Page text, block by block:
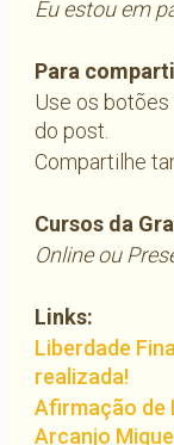
Eu estou em
Para
Use os botões
do post.
Compartilhe
Cursos da
Online ou
Links:
Liberdade
realizada!
Afirmação de
Arcanjo Miguel